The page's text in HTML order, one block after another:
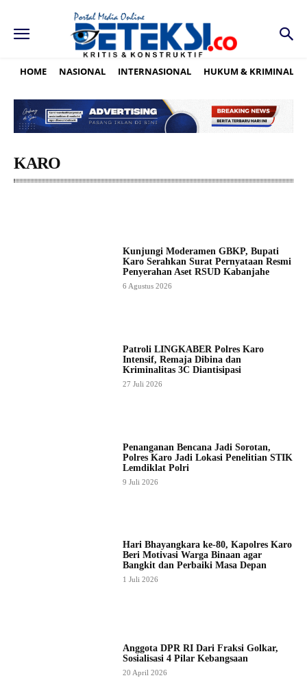
HOME NASIONAL INTERNASIONAL HUKUM & KRIMINAL
KARO
Kunjungi Moderamen GBKP, Bupati
Karo Serahkan Surat Pernyataan Resmi
Penyerahan Aset RSUD Kabanjahe
6 Agustus 2026
Patroli LINGKABER Polres Karo
Intensif, Remaja Dibina dan
Kriminalitas 3C Diantisipasi
27 Juli 2026
Penanganan Bencana Jadi Sorotan,
Polres Karo Jadi Lokasi Penelitian STIK
Lemdiklat Polri
9 Juli 2026
Hari Bhayangkara ke-80, Kapolres Karo
Beri Motivasi Warga Binaan agar
Bangkit dan Perbaiki Masa Depan
1 Juli 2026
Anggota DPR RI Dari Fraksi Golkar,
Sosialisasi 4 Pilar Kebangsaan
20 April 2026